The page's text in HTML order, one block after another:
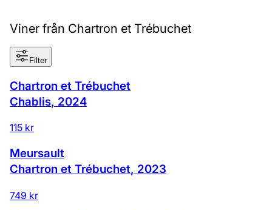
Viner från Chartron et Trébuchet
Filter
Chartron et Trébuchet
Chablis, 2024
115 kr
Meursault
Chartron et Trébuchet, 2023
749 kr